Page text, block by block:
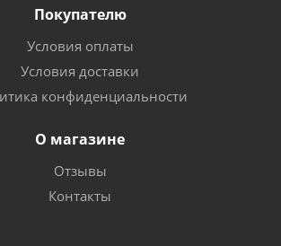
Покупателю
Условия оплаты
Условия доставки
конфиденциальности
О магазине
Отзывы
Контакты